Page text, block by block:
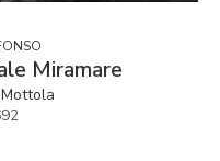
Miramare